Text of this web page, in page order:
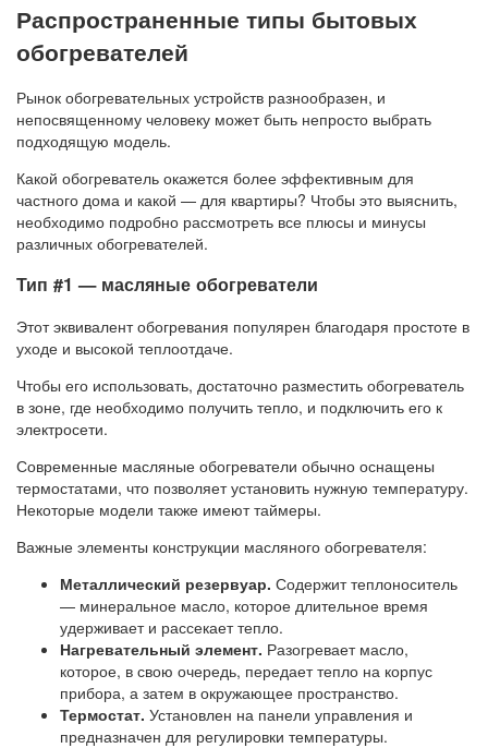
Распространенные типы бытовых
обогревателей
Рынок обогревательных устройств разнообразен, и
непосвященному человеку может быть непросто выбрать
подходящую модель.
Какой обогреватель окажется более эффективным для
частного дома и какой — для квартиры? Чтобы это выяснить,
необходимо подробно рассмотреть все плюсы и минусы
различных обогревателей.
Тип #1 — масляные обогреватели
Этот эквивалент обогревания популярен благодаря простоте в
уходе и высокой теплоотдаче.
Чтобы его использовать, достаточно разместить обогреватель
в зоне, где необходимо получить тепло, и подключить его к
электросети.
Современные масляные обогреватели обычно оснащены
термостатами, что позволяет установить нужную температуру.
Некоторые модели также имеют таймеры.
Важные элементы конструкции масляного обогревателя:
Металлический резервуар. Содержит теплоноситель
— минеральное масло, которое длительное время
удерживает и рассекает тепло.
Нагревательный элемент. Разогревает масло,
которое, в свою очередь, передает тепло на корпус
прибора, а затем в окружающее пространство.
Термостат. Установлен на панели управления и
предназначен для регулировки температуры.